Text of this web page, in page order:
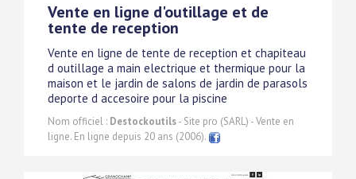
Vente en ligne d'outillage et de
tente de reception
Vente en ligne de tente de reception et chapiteau
d outillage a main electrique et thermique pour la
maison et le jardin de salons de jardin de parasols
deporte d accesoire pour la piscine
Nom officiel : Destockoutils- Site pro (SARL) - Vente en
ligne. En ligne depuis 20 ans (2006).